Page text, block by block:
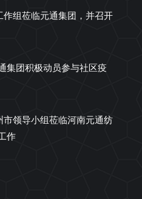
作组莅临元通集团，并召开
集团积极动员参与社区疫
市领导小组莅临河南元通纺
作